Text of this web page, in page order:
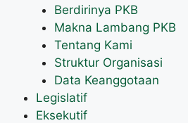
Berdirinya PKB
Makna Lambang PKB
Tentang Kami
Struktur Organisasi
Data Keanggotaan
Legislatif
Eksekutif